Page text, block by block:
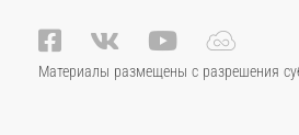
Материалы размещены с разрешения